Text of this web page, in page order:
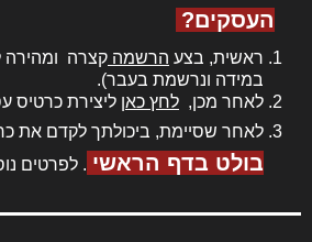
העסקים?
ראשית, בצע הרשמה קצרה ומהירה
במידה ונרשמת בעבר).
לאחר מכן, לחץ כאן ליצירת כרטיס
לאחר שסיימת, ביכולתך לקדם את
בולט בדף הראשי . לפרטים